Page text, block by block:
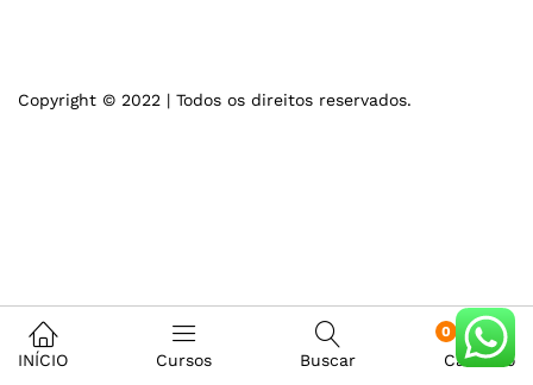
Copyright © 2022 | Todos os direitos reservados.
INÍCIO Cursos Buscar
0
Carrinho